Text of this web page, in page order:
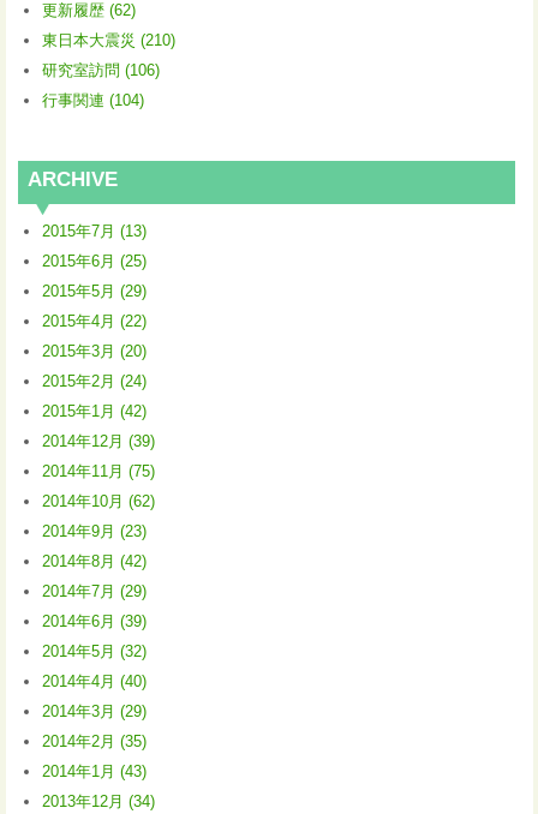
更新履歴 (62)
東日本大震災 (210)
研究室訪問 (106)
行事関連 (104)
ARCHIVE
2015年7月 (13)
2015年6月 (25)
2015年5月 (29)
2015年4月 (22)
2015年3月 (20)
2015年2月 (24)
2015年1月 (42)
2014年12月 (39)
2014年11月 (75)
2014年10月 (62)
2014年9月 (23)
2014年8月 (42)
2014年7月 (29)
2014年6月 (39)
2014年5月 (32)
2014年4月 (40)
2014年3月 (29)
2014年2月 (35)
2014年1月 (43)
2013年12月 (34)